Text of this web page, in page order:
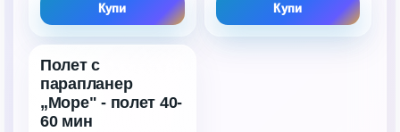
Купи Купи
Полет с
парапланер
„Море" - полет 40-
60 мин